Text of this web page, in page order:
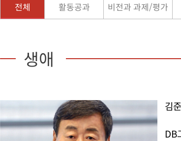
전체 활동공과 비전과 과제/평가
생애
김
DB